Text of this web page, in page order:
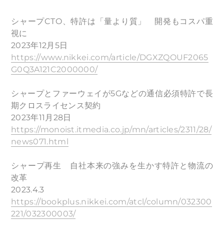
シャープCTO、特許は「量より質」 開発もコスパ重
視に
2023年12月5日
https://www.nikkei.com/article/DGXZQOUF2065
G0Q3A121C2000000/
シャープとファーウェイが5Gなどの通信必須特許で長
期クロスライセンス契約
2023年11月28日
https://monoist.itmedia.co.jp/mn/articles/2311/28/
news071.html
シャープ再生 自社本来の強みを生かす特許と物流の
改革
2023.4.3
https://bookplus.nikkei.com/atcl/column/032300
221/032300003/